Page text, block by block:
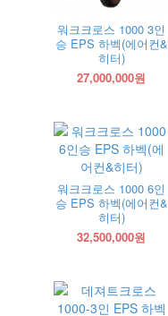
워크크로스 1000 3인
승 EPS 하벡(에어컨&
히터)
27,000,000원
워크크로스 1000 6인
승 EPS 하벡(에어컨&
히터)
32,500,000원